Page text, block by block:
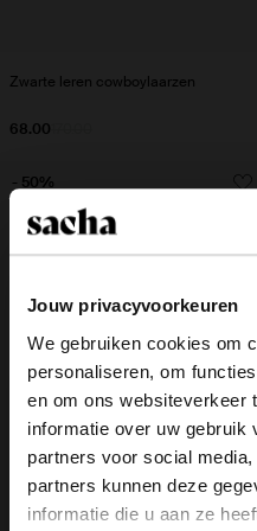
Jouw privacyvoorkeuren
We gebruiken cookies om
personaliseren, om
en om ons websiteverkeer
informatie over uw gebruik
partners voor social
partners kunnen deze
informatie die u aan ze
Zwarte leren cowboylaarzen
68.00
- 50%
View this
It looks like your
you like to switch to